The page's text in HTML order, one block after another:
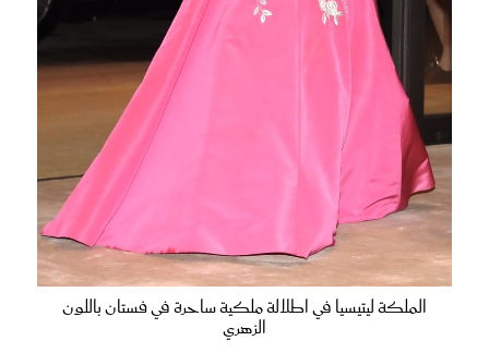
الملكة ليتيسيا في اطلالة ملكية ساحرة في فستان باللون
الزهري